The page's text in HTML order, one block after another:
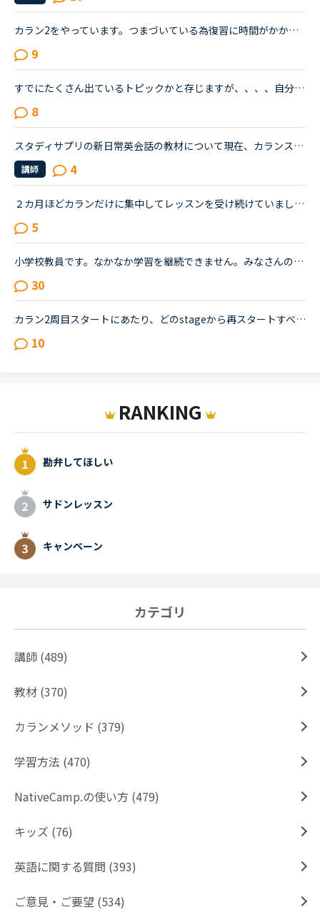
カラン2をやっています。つまづいている為復習に時間がかかります。そうなるとカランレッスン以外が全くできなくなっていて、1日２～3レッスンやっていた日常英会話が、今では１～2日に1回のカランレッスンのみに...
9
すでにたくさん出ているトピックかと存じますが、、、、自分に正直どの教材が合っているのか・・わかりません。今カランのステージ３ですが、それ以外の教材でレッスンを受けるとき、いまだに迷っています発音コ...
8
スタディサプリの新日常英会話の教材について現在、カランステージ4をやっているのですが、カランの他にも何かやろうと思い、以前はトピックトークを少しやっていました。しかし、予習に時間がかかりすぎてモチベ...
講師 4
２カ月ほどカランだけに集中してレッスンを受け続けていましたが、ステージ５で限界を感じ、カランをお休みして「文法、スピーキング、ビジネス」にシフトチェンジをしようと考えています。仕事で英語を読み書き...
5
小学校教員です。なかなか学習を継続できません。みなさんの教材の使用方法，継続方法を教えて下さい。英語が教科化されたこともあり「ALTの先生とスムーズに打ち合わせをしたり，授業でたくさん英語を使いたい！...
30
カラン2周目スタートにあたり、どのstageから再スタートすべきか迷っています。2周目以降の方は戻るstageをどうやって判断されましたか？１）1周目をスタートしたstage２）2周目をスタートしたstageとその判断理...
10
RANKING
勘弁してほしい
サドンレッスン
キャンペーン
カテゴリ
講師 (489)
教材 (370)
カランメソッド (379)
学習方法 (470)
NativeCamp.の使い方 (479)
キッズ (76)
英語に関する質問 (393)
ご意見・ご要望 (534)